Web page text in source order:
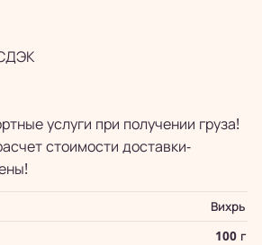
услуги при получении груза!
стоимости доставки-
Вихрь
100 г